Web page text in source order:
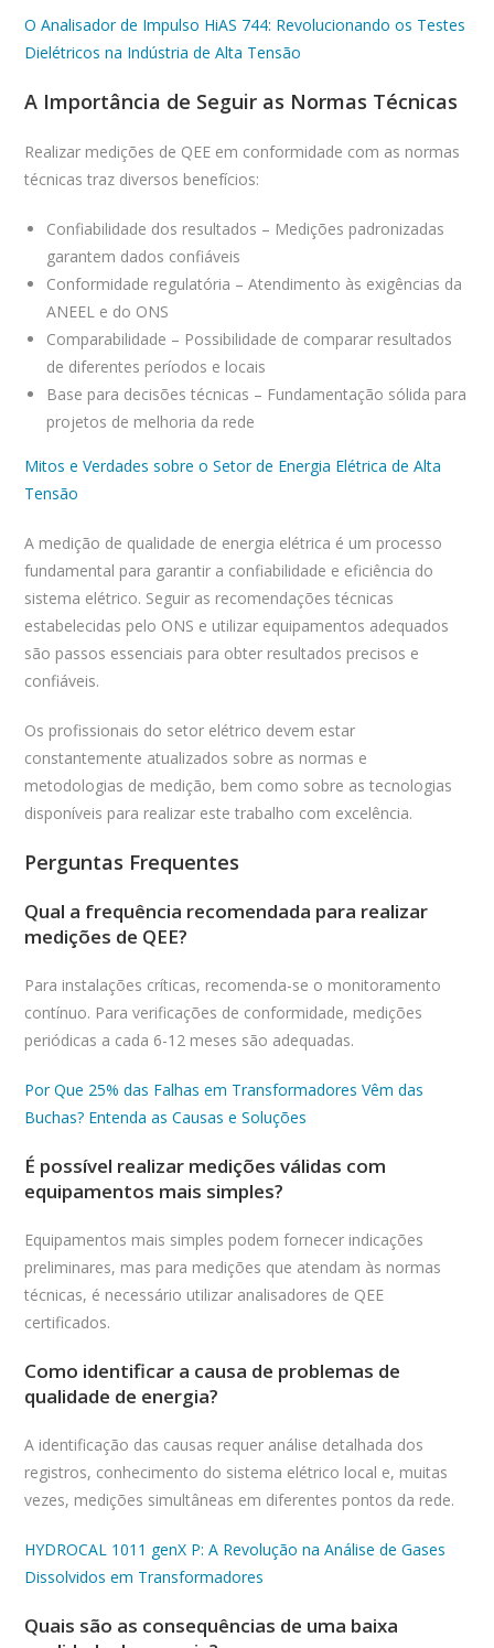
O Analisador de Impulso HiAS 744: Revolucionando os Testes
Dielétricos na Indústria de Alta Tensão
A Importância de Seguir as Normas Técnicas
Realizar medições de QEE em conformidade com as normas
técnicas traz diversos benefícios:
Confiabilidade dos resultados – Medições padronizadas
garantem dados confiáveis
Conformidade regulatória – Atendimento às exigências da
ANEEL e do ONS
Comparabilidade – Possibilidade de comparar resultados
de diferentes períodos e locais
Base para decisões técnicas – Fundamentação sólida para
projetos de melhoria da rede
Mitos e Verdades sobre o Setor de Energia Elétrica de Alta
Tensão
A medição de qualidade de energia elétrica é um processo
fundamental para garantir a confiabilidade e eficiência do
sistema elétrico. Seguir as recomendações técnicas
estabelecidas pelo ONS e utilizar equipamentos adequados
são passos essenciais para obter resultados precisos e
confiáveis.
Os profissionais do setor elétrico devem estar
constantemente atualizados sobre as normas e
metodologias de medição, bem como sobre as tecnologias
disponíveis para realizar este trabalho com excelência.
Perguntas Frequentes
Qual a frequência recomendada para realizar
medições de QEE?
Para instalações críticas, recomenda-se o monitoramento
contínuo. Para verificações de conformidade, medições
periódicas a cada 6-12 meses são adequadas.
Por Que 25% das Falhas em Transformadores Vêm das
Buchas? Entenda as Causas e Soluções
É possível realizar medições válidas com
equipamentos mais simples?
Equipamentos mais simples podem fornecer indicações
preliminares, mas para medições que atendam às normas
técnicas, é necessário utilizar analisadores de QEE
certificados.
Como identificar a causa de problemas de
qualidade de energia?
A identificação das causas requer análise detalhada dos
registros, conhecimento do sistema elétrico local e, muitas
vezes, medições simultâneas em diferentes pontos da rede.
HYDROCAL 1011 genX P: A Revolução na Análise de Gases
Dissolvidos em Transformadores
Quais são as consequências de uma baixa